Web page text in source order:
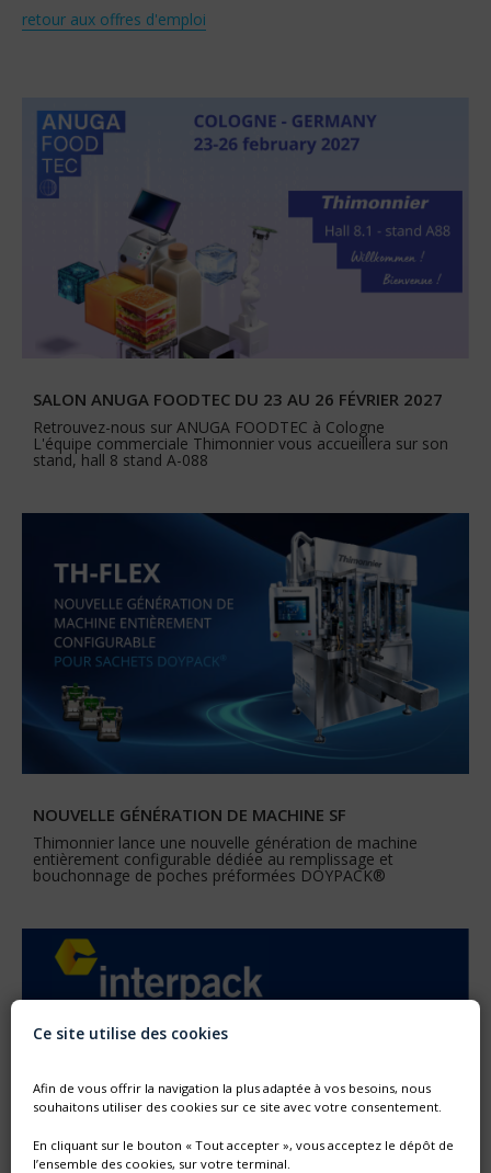
retour aux offres d'emploi
SALON ANUGA FOODTEC DU 23 AU 26 FÉVRIER 2027
Retrouvez-nous sur ANUGA FOODTEC à Cologne
L'équipe commerciale Thimonnier vous accueillera sur son
stand, hall 8 stand A-088
NOUVELLE GÉNÉRATION DE MACHINE SF
Thimonnier lance une nouvelle génération de machine
entièrement configurable dédiée au remplissage et
bouchonnage de poches préformées DOYPACK®
Ce site utilise des cookies
Afin de vous offrir la navigation la plus adaptée à vos besoins, nous
souhaitons utiliser des cookies sur ce site avec votre consentement.
En cliquant sur le bouton « Tout accepter », vous acceptez le dépôt de
l’ensemble des cookies, sur votre terminal.